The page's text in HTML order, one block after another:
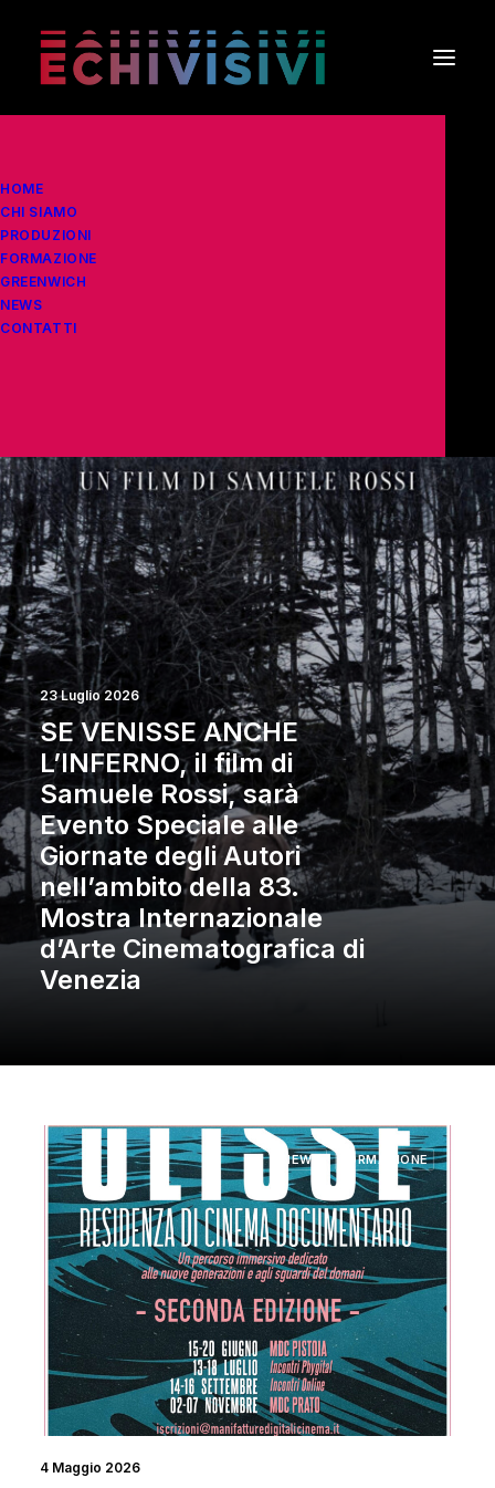
HOME
CHI SIAMO
PRODUZIONI
FORMAZIONE
GREENWICH
NEWS
CONTATTI
23 Luglio 2026
SE VENISSE ANCHE
L’INFERNO, il film di
Samuele Rossi, sarà
Evento Speciale alle
Giornate degli Autori
nell’ambito della 83.
Mostra Internazionale
d’Arte Cinematografica di
Venezia
NEWS FORMAZIONE
4 Maggio 2026